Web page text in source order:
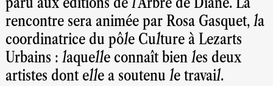
rencontre sera animée par Rosa Gasquet, la
coordinatrice du pôle Culture à Lezarts
Urbains : laquelle connaît bien les deux
artistes dont elle a soutenu le travail.